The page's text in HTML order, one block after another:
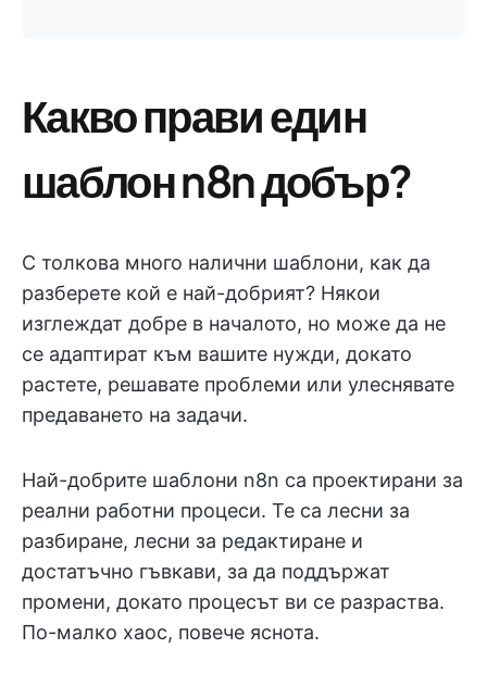
Какво прави един
шаблон n8n добър?
С толкова много налични шаблони, как да
разберете кой е най-добрият? Някои
изглеждат добре в началото, но може да не
се адаптират към вашите нужди, докато
растете, решавате проблеми или улеснявате
предаването на задачи.
Най-добрите шаблони n8n са проектирани за
реални работни процеси. Те са лесни за
разбиране, лесни за редактиране и
достатъчно гъвкави, за да поддържат
промени, докато процесът ви се разраства.
По-малко хаос, повече яснота.